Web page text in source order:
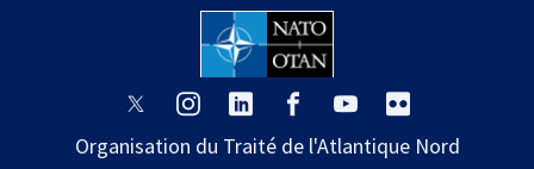
s’ouvre
un
s’ouvre
un
s’ouvre
un
s’ouvre
un
s’ouvre
un
un
Organisation du Traité de l'Atlantique Nord